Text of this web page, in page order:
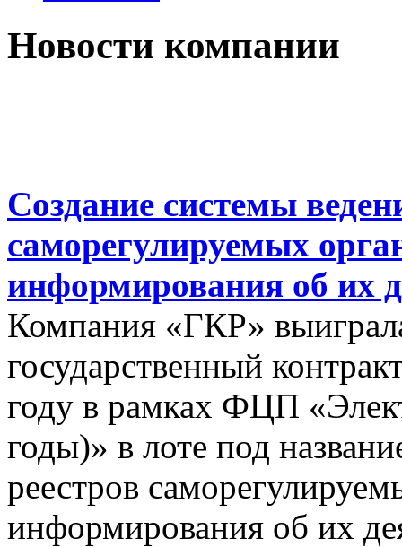
Новости компании
Создание системы
саморегулируемых
информирования об их
Компания «ГКР»
государственный
году в рамках ФЦП
годы)» в лоте под
реестров
информирования об их